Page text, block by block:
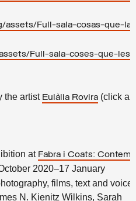
assets/Full-sala-cosas-que-
Full-sala-coses-que-les-
the artist Eulàlia Rovira (click
at Fabra i Coats:
2020–17 January
films, text and voice
N. Kienitz Wilkins, Sarah